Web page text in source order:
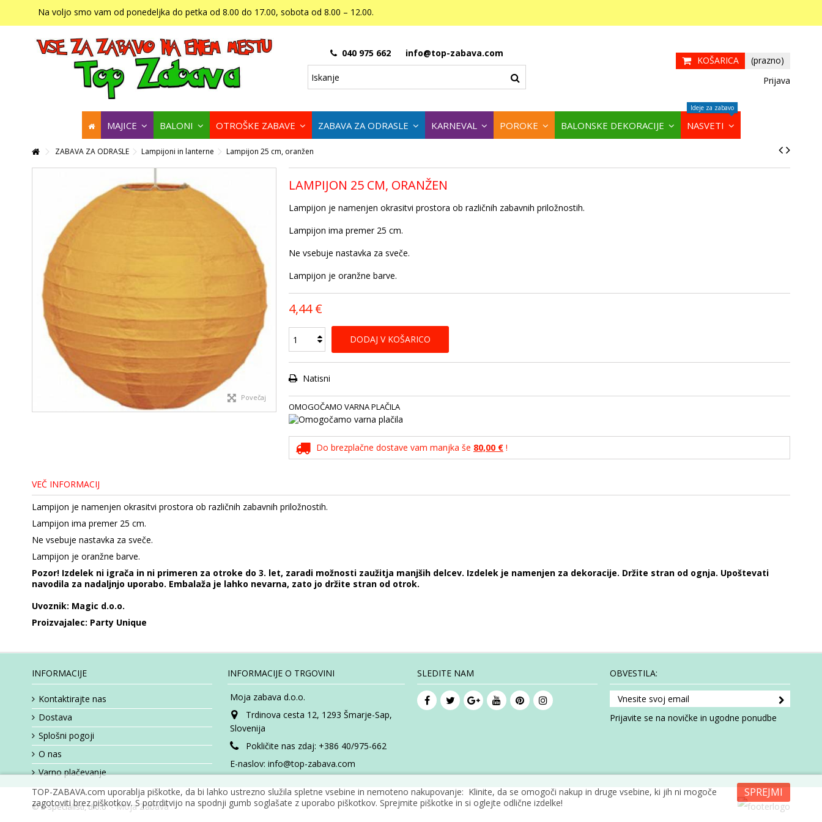
Na voljo smo vam od ponedeljka do petka od 8.00 do 17.00, sobota od 8.00 – 12.00.
040 975 662 info@top-zabava.com
KOŠARICA
(prazno)
Prijava
MAJICE BALONI OTROŠKE ZABAVE ZABAVA ZA ODRASLE KARNEVAL POROKE BALONSKE DEKORACIJE NASVETI
Ideje za zabavo
ZABAVA ZA ODRASLE Lampijoni in lanterne Lampijon 25 cm, oranžen
Povečaj
LAMPIJON 25 CM, ORANŽEN
Lampijon je namenjen okrasitvi prostora ob različnih zabavnih priložnostih.
Lampijon ima premer 25 cm.
Ne vsebuje nastavka za sveče.
Lampijon je oranžne barve.
4,44 €
DODAJ V KOŠARICO
Natisni
OMOGOČAMO VARNA PLAČILA
Do brezplačne dostave vam manjka še 80,00 €!
VEČ INFORMACIJ
Lampijon je namenjen okrasitvi prostora ob različnih zabavnih priložnostih.
Lampijon ima premer 25 cm.
Ne vsebuje nastavka za sveče.
Lampijon je oranžne barve.
Pozor! Izdelek ni igrača in ni primeren za otroke do 3. let, zaradi možnosti zaužitja manjših delcev. Izdelek je namenjen za dekoracije. Držite stran od ognja. Upoštevati
navodila za nadaljnjo uporabo. Embalaža je lahko nevarna, zato jo držite stran od otrok.
Uvoznik: Magic d.o.o.
Proizvajalec: Party Unique
INFORMACIJE
Kontaktirajte nas
Dostava
Splošni pogoji
O nas
Varno plačevanje
INFORMACIJE O TRGOVINI
Moja zabava d.o.o.
Trdinova cesta 12, 1293 Šmarje-Sap,
Slovenija
Pokličite nas zdaj: +386 40/975-662
E-naslov: info@top-zabava.com
SLEDITE NAM OBVESTILA:
Prijavite se na novičke in ugodne ponudbe
© E-specialisti, d.o.o- Moja Zabava
SPREJMI
TOP-ZABAVA.com uporablja piškotke, da bi lahko ustrezno služila spletne vsebine in nemoteno nakupovanje: Klinite, da se omogoči nakup in druge vsebine, ki jih ni mogoče
zagotoviti brez piškotkov. S potrditvijo na spodnji gumb soglašate z uporabo piškotkov. Sprejmite piškotke in si oglejte odlične izdelke!